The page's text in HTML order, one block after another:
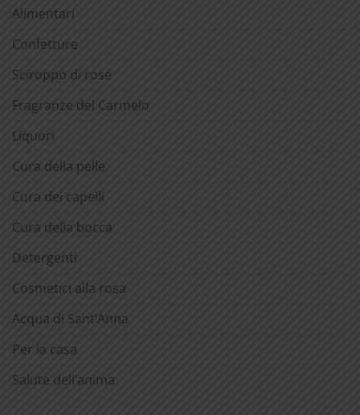
Alimentari
Confetture
Sciroppo di rose
Fragranze del Carmelo
Liquori
Cura della pelle
Cura dei capelli
Cura della bocca
Detergenti
Cosmetici alla rosa
Acqua di Sant’Anna
Per la casa
Salute dell’anima